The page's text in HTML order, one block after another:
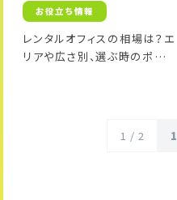
お役立ち情報
レンタルオフィスの相場は？エ
リアや広さ別、選ぶ時のポイン
1 / 2 1